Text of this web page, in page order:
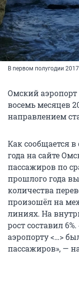
В первом полугодии
Омский аэропорт
восемь месяцев
направлением
Как сообщается в
года на сайте
пассажиров по
прошлого года
количества
произошёл на
линиях. На
рост составил
аэропорту <…>
пассажиров», —